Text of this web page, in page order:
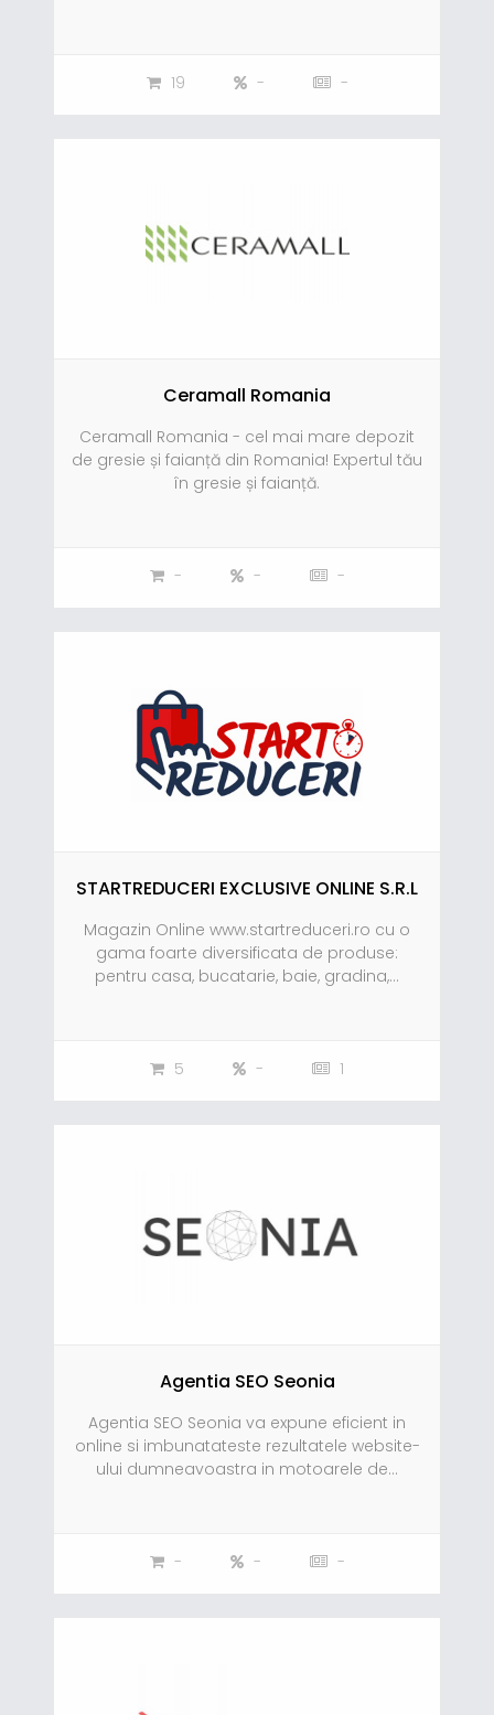
19 - -
Ceramall Romania
Ceramall Romania - cel mai mare depozit
de gresie și faianță din Romania! Expertul tău
în gresie și faianță.
- - -
STARTREDUCERI EXCLUSIVE ONLINE S.R.L
Magazin Online www.startreduceri.ro cu o
gama foarte diversificata de produse:
pentru casa, bucatarie, baie, gradina,...
5 - 1
Agentia SEO Seonia
Agentia SEO Seonia va expune eficient in
online si imbunatateste rezultatele website-
ului dumneavoastra in motoarele de...
- - -